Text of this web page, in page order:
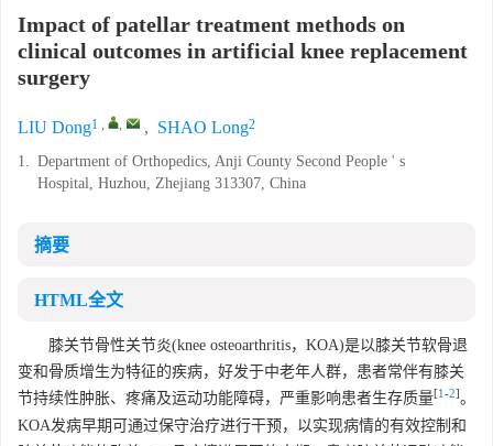
Impact of patellar treatment methods on
clinical outcomes in artificial knee replacement
surgery
LIU Dong1 , , , SHAO Long2
1. Department of Orthopedics, Anji County Second People ' s
Hospital, Huzhou, Zhejiang 313307, China
摘要
HTML全文
膝关节骨性关节炎(knee osteoarthritis，KOA)是以膝关节软骨退
变和骨质增生为特征的疾病，好发于中老年人群，患者常伴有膝关
节持续性肿胀、疼痛及运动功能障碍，严重影响患者生存质量[1 -2]。
KOA发病早期可通过保守治疗进行干预，以实现病情的有效控制和